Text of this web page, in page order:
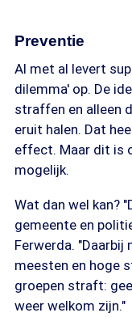
Preventie
Al met al levert
dilemma' op. De
straffen en alleen
eruit halen. Dat
effect. Maar dit is
mogelijk.
Wat dan wel kan?
gemeente en
Ferwerda. "Daarbij
meesten en hoge
groepen straft:
weer welkom zijn."